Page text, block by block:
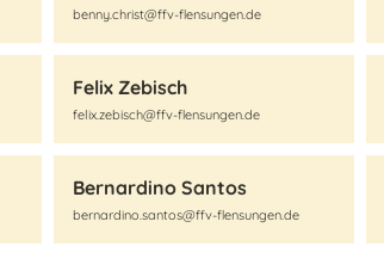
benny.christ@ffv-flensungen.de
Felix Zebisch
felix.zebisch@ffv-flensungen.de
Bernardino Santos
bernardino.santos@ffv-flensungen.de